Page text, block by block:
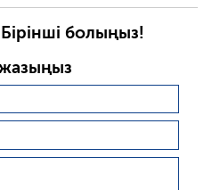
болыңыз!
жазыңыз